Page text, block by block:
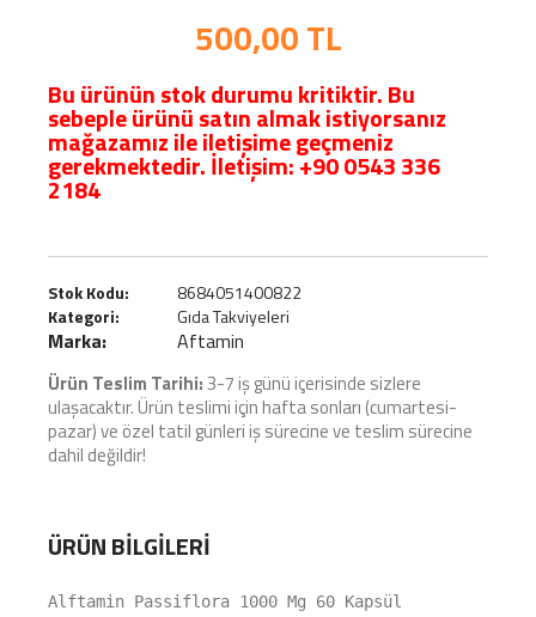
500,00TL
Bu ürünün stok durumu kritiktir. Bu
sebeple ürünü satın almak istiyorsanız
mağazamız ile iletişime geçmeniz
gerekmektedir. İletişim:+90 0543 336
2184
Stok Kodu:
8684051400822
Kategori:
Gıda Takviyeleri
Marka: Aftamin
Ürün Teslim Tarihi:3-7 iş günü içerisinde sizlere
ulaşacaktır. Ürün teslimi için hafta sonları (cumartesi-
pazar) ve özel tatil günleri iş sürecine ve teslim sürecine
dahil değildir!
ÜRÜN BILGILERI
Alftamin Passiflora 1000 Mg 60 Kapsül